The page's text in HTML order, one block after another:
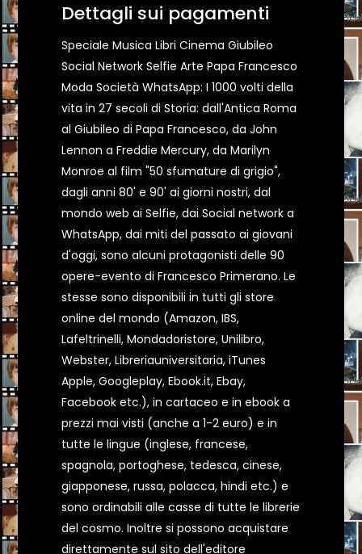
Dettagli sui pagamenti
Speciale Musica Libri Cinema Giubileo
Social Network Selfie Arte Papa Francesco
Moda Società WhatsApp: I 1000 volti della
vita in 27 secoli di Storia: dall'Antica Roma
al Giubileo di Papa Francesco, da John
Lennon a Freddie Mercury, da Marilyn
Monroe al film "50 sfumature di grigio",
dagli anni 80' e 90' ai giorni nostri, dal
mondo web ai Selfie, dai Social network a
WhatsApp, dai miti del passato ai giovani
d'oggi, sono alcuni protagonisti delle 90
opere-evento di Francesco Primerano. Le
stesse sono disponibili in tutti gli store
online del mondo (Amazon, IBS,
Lafeltrinelli, Mondadoristore, Unilibro,
Webster, Libreriauniversitaria, iTunes
Apple, Googleplay, Ebook.it, Ebay,
Facebook etc.), in cartaceo e in ebook a
prezzi mai visti (anche a 1-2 euro) e in
tutte le lingue (inglese, francese,
spagnola, portoghese, tedesca, cinese,
giapponese, russa, polacca, hindi etc.) e
sono ordinabili alle casse di tutte le librerie
del cosmo. Inoltre si possono acquistare
direttamente sul sito dell'editore